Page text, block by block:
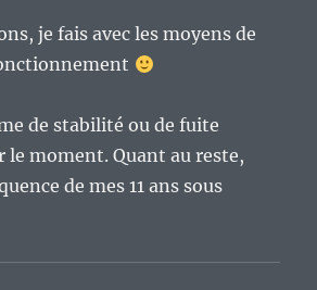
je fais avec les moyens de
de stabilité ou de fuite
le moment. Quant au reste,
de mes 11 ans sous